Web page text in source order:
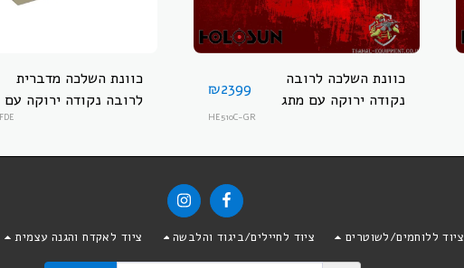
כוונת השלכה לרובה
נקודה ירוקה עם מתג
₪2399
HE510C-GR
כוונת השלכה מדברית
לרובה נקודה ירוקה עם
ציוד ללוחמים/לשוטרים ציוד לחיילים/ביגוד והלבשה ציוד לאקדח והגנה עצמית